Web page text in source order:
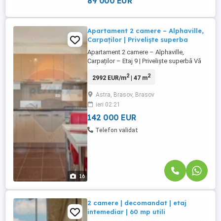
16
Apartament 2 camere – Alphaville,
Carpaților | Priveliște superba
Apartament 2 camere – Alphaville,
Carpaților – Etaj 9 | Priveliște superbă Vă
modern cu 2 camere, situat în complexul
la etajul 9 al unui imobil bine poziționat.
Locuința are o suprafață utilă de 47,46
mp, la care se adaugă ...
2992 EUR/m2| 47 m2
Astra, Brasov, Brasov
ieri 02:21
142 000 EUR
Telefon validat
2 camere | decomandat | etaj
intemediar | 60 mp utili